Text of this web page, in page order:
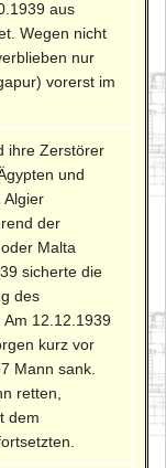
aus
Wegen nicht
nur
vorerst im
ihre Zerstörer
und
Algier
der
Malta
sicherte die
des
Am 12.12.1939
kurz vor
Mann sank.
retten,
dem